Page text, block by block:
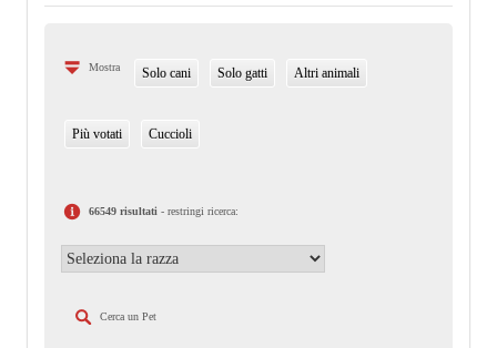
Mostra Solo cani Solo gatti Altri animali
Più votati Cuccioli
66549 risultati - restringi ricerca:
Cerca un Pet